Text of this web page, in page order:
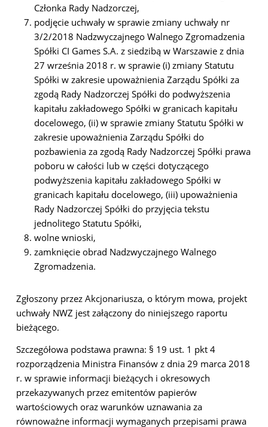
Członka Rady Nadzorczej,
podjęcie uchwały w sprawie zmiany uchwały nr
3/2/2018 Nadzwyczajnego Walnego Zgromadzenia
Spółki CI Games S.A. z siedzibą w Warszawie z dnia
27 września 2018 r. w sprawie (i) zmiany Statutu
Spółki w zakresie upoważnienia Zarządu Spółki za
zgodą Rady Nadzorczej Spółki do podwyższenia
kapitału zakładowego Spółki w granicach kapitału
docelowego, (ii) w sprawie zmiany Statutu Spółki w
zakresie upoważnienia Zarządu Spółki do
pozbawienia za zgodą Rady Nadzorczej Spółki prawa
poboru w całości lub w części dotyczącego
podwyższenia kapitału zakładowego Spółki w
granicach kapitału docelowego, (iii) upoważnienia
Rady Nadzorczej Spółki do przyjęcia tekstu
jednolitego Statutu Spółki,
wolne wnioski,
zamknięcie obrad Nadzwyczajnego Walnego
Zgromadzenia.
Zgłoszony przez Akcjonariusza, o którym mowa, projekt
uchwały NWZ jest załączony do niniejszego raportu
bieżącego.
Szczegółowa podstawa prawna: § 19 ust. 1 pkt 4
rozporządzenia Ministra Finansów z dnia 29 marca 2018
r. w sprawie informacji bieżących i okresowych
przekazywanych przez emitentów papierów
wartościowych oraz warunków uznawania za
równoważne informacji wymaganych przepisami prawa